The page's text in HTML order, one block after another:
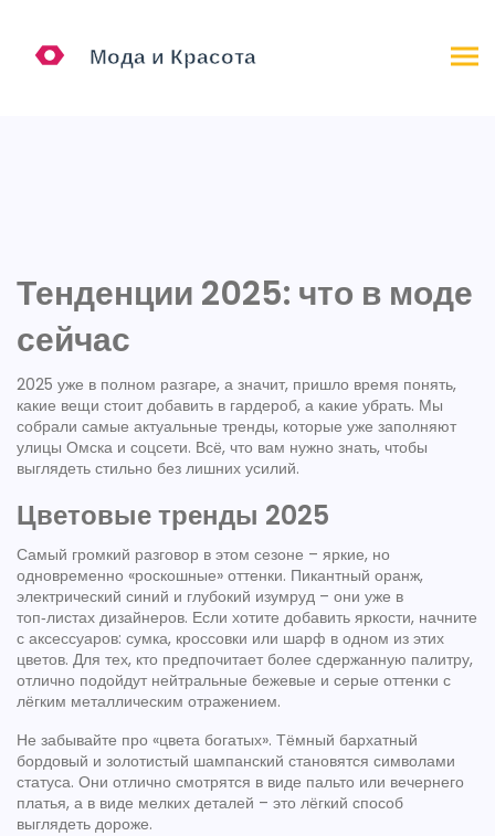
Тенденции 2025: что в моде
сейчас
2025 уже в полном разгаре, а значит, пришло время понять,
какие вещи стоит добавить в гардероб, а какие убрать. Мы
собрали самые актуальные тренды, которые уже заполняют
улицы Омска и соцсети. Всё, что вам нужно знать, чтобы
выглядеть стильно без лишних усилий.
Цветовые тренды 2025
Самый громкий разговор в этом сезоне – яркие, но
одновременно «роскошные» оттенки. Пикантный оранж,
электрический синий и глубокий изумруд – они уже в
топ‑листах дизайнеров. Если хотите добавить яркости, начните
с аксессуаров: сумка, кроссовки или шарф в одном из этих
цветов. Для тех, кто предпочитает более сдержанную палитру,
отлично подойдут нейтральные бежевые и серые оттенки с
лёгким металлическим отражением.
Не забывайте про «цвета богатых». Тёмный бархатный
бордовый и золотистый шампанский становятся символами
статуса. Они отлично смотрятся в виде пальто или вечернего
платья, а в виде мелких деталей – это лёгкий способ
выглядеть дороже.